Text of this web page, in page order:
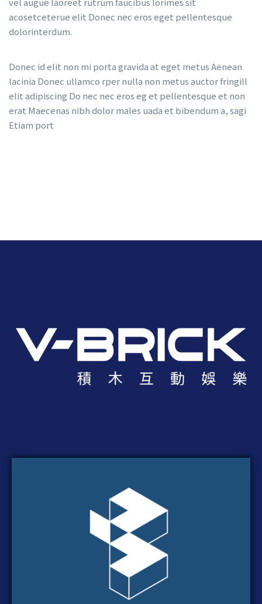
acosetceterue elit Donec nec eros eget pellentesque
dolorinterdum.
Donec id elit non mi porta gravida at eget metus Aenean
lacinia Donec ullamco rper nulla non metus auctor fringill
elit adipiscing Do nec nec eros eg et pellentesque et non
erat Maecenas nibh dolor males uada et bibendum a, sagi
Etiam port